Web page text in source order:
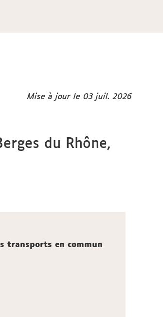
Mise à jour le 03 juil. 2026
du Rhône,
transports en commun